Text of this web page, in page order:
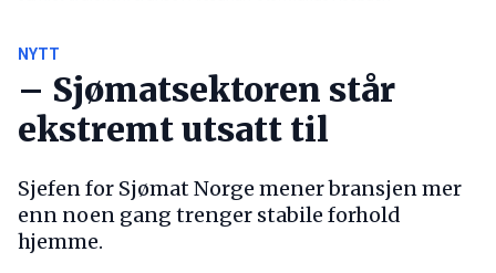
NYTT
– Sjømatsektoren står
ekstremt utsatt til
Sjefen for Sjømat Norge mener bransjen mer
enn noen gang trenger stabile forhold
hjemme.